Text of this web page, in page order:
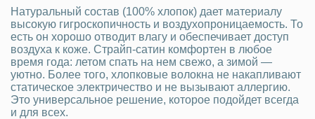
Натуральный состав (100% хлопок) дает материалу
высокую гигроскопичность и воздухопроницаемость. То
есть он хорошо отводит влагу и обеспечивает доступ
воздуха к коже. Страйп-сатин комфортен в любое
время года: летом спать на нем свежо, а зимой —
уютно. Более того, хлопковые волокна не накапливают
статическое электричество и не вызывают аллергию.
Это универсальное решение, которое подойдет всегда
и для всех.